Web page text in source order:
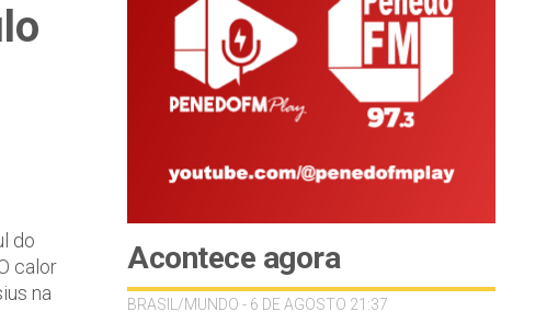
do
calor
na
Acontece agora
BRASIL/MUNDO - 6 DE AGOSTO 21:37